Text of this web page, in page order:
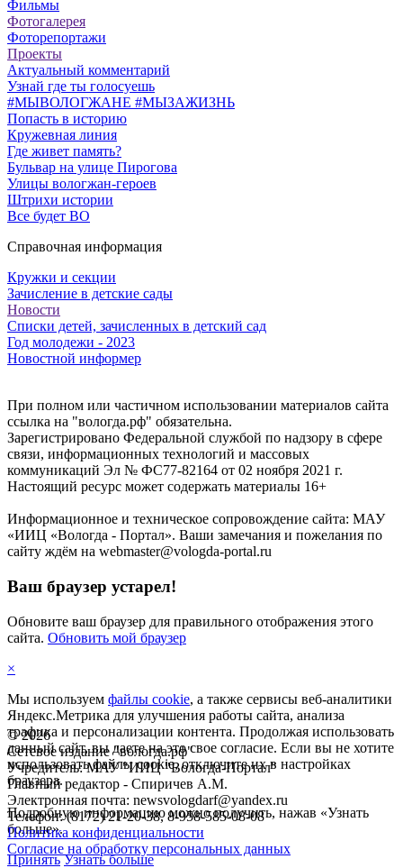
Фильмы
Фотогалерея
Фоторепортажи
Проекты
Актуальный комментарий
Узнай где ты голосуешь
#МЫВОЛОГЖАНЕ #МЫЗАЖИЗНЬ
Попасть в историю
Кружевная линия
Где живет память?
Бульвар на улице Пирогова
Улицы вологжан-героев
Штрихи истории
Все будет ВО
Справочная информация
Кружки и секции
Зачисление в детские сады
Новости
Списки детей, зачисленных в детский сад
Год молодежи - 2023
©2026
Сетевое издание "вологда.рф"
Учредитель: МАУ "ИИЦ "Вологда-Портал"
Главный редактор - Спиричев А.М.
Электронная почта: newsvologdarf@yandex.ru
Телефон: (8172) 21-20-38, 8-958-585-08-08
Политика конфиденциальности
Согласие на обработку персональных данных
Новостной информер
При полном или частичном использовании материалов сайта
ссылка на "вологда.рф" обязательна.
Зарегистрировано Федеральной службой по надзору в сфере
связи, информационных технологий и массовых
коммуникаций Эл № ФС77-82164 от 02 ноября 2021 г.
Настоящий ресурс может содержать материалы 16+
Информационное и техническое сопровождение сайта: МАУ
«ИИЦ «Вологда - Портал». Ваши замечания и пожелания по
сайту ждём на webmaster@vologda-portal.ru
Ваш браузер устарел!
Обновите ваш браузер для правильного отображения этого
сайта. Обновить мой браузер
×
Мы используем файлы cookie, а также сервисы веб-аналитики
Яндекс.Метрика для улучшения работы сайта, анализа
трафика и персонализации контента. Продолжая использовать
данный сайт, вы даете на это свое согласие. Если вы не хотите
использовать файлы cookie, отключите их в настройках
браузера.
Подробную информацию можно получить, нажав «Узнать
больше».
Принять Узнать больше